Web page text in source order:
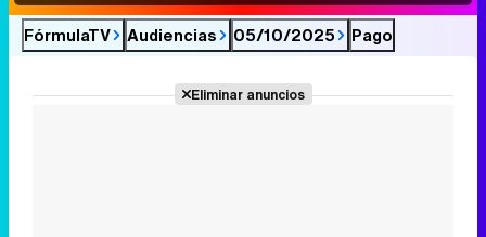
FórmulaTV Audiencias 05/10/2025 Pago
Eliminar anuncios